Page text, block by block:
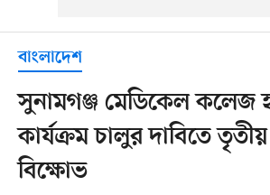
বাংলাদেশ
সুনামগঞ্জ মেডিকেল কলেজ
কার্যক্রম চালুর দাবিতে
বিক্ষোভ